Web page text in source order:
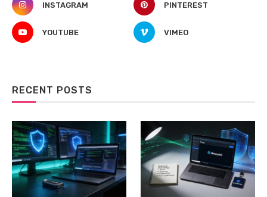
INSTAGRAM PINTEREST
YOUTUBE VIMEO
RECENT POSTS